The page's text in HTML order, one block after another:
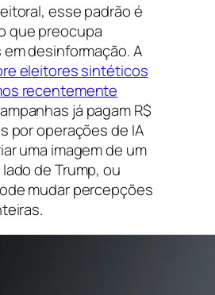
esse padrão é
que preocupa
desinformação. A
eleitores sintéticos
recentemente
já pagam R$
por operações de IA
uma imagem de um
de Trump, ou
mudar percepções